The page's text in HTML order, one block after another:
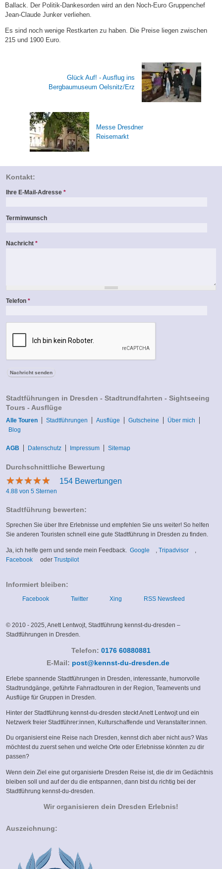
Ballack. Der Politik-Dankesorden wird an den Noch-Euro Gruppenchef
Jean-Claude Junker verliehen.
Es sind noch wenige Restkarten zu haben. Die Preise liegen zwischen
215 und 1900 Euro.
Glück Auf! - Ausflug ins
Bergbaumuseum Oelsnitz/Erz
Messe Dresdner
Reisemarkt
Kontakt:
Ihre E-Mail-Adresse*
Terminwunsch
Nachricht*
Telefon*
Stadtführungen in Dresden - Stadtrundfahrten - Sightseeing
Tours - Ausflüge
Alle Touren Stadtführungen Ausflüge Gutscheine
Über mich
Blog
AGB Datenschutz Impressum Sitemap
Durchschnittliche Bewertung
★★★★★
★★★★★ 154 Bewertungen
4.88 von 5 Sternen
Stadtführung bewerten:
Sprechen Sie über Ihre Erlebnisse und empfehlen Sie uns weiter! So helfen
Sie anderen Touristen schnell eine gute Stadtführung in Dresden zu finden.
Ja, ich helfe gern und sende mein Feedback.Google (link
,Tripadvisor(link
Facebook(linkoder Trustpilot(link
Informiert bleiben:
Facebook Twitter Xing RSS Newsfeed
© 2010 - 2025, Anett Lentwojt, Stadtführung kennst-du-dresden –
Stadtführungen in Dresden.
Telefon: 0176 60880881
E-Mail: post@kennst-du-dresden.de(link
e-
mail)
Erlebe spannende Stadtführungen in Dresden, interessante, humorvolle
Stadtrundgänge, geführte Fahrradtouren in der Region, Teamevents und
Ausflüge für Gruppen in Dresden.
Hinter der Stadtführung kennst-du-dresden steckt Anett Lentwojt und ein
Netzwerk freier Stadtführer:innen, Kulturschaffende und Veranstalter:innen.
Du organisierst eine Reise nach Dresden, kennst dich aber nicht aus? Was
möchtest du zuerst sehen und welche Orte oder Erlebnisse könnten zu dir
passen?
Wenn dein Ziel eine gut organisierte Dresden Reise ist, die dir im Gedächtnis
bleiben soll und auf der du die entspannen, dann bist du richtig bei der
Stadtführung kennst-du-dresden.
Wir organisieren dein Dresden Erlebnis!
Auszeichnung: